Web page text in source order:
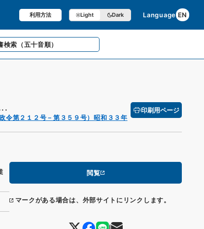
利用方法 Light Dark Language EN
検索 （五十音順）
令第２１２号－第３５９号）昭和３３年
印刷用ページ
閲覧
マークがある場合は、外部サイトにリンクします。